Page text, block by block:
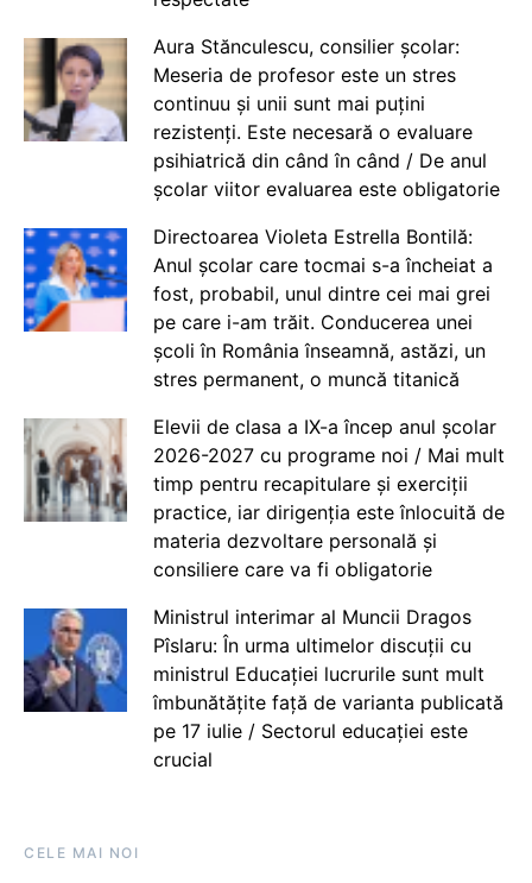
Aura Stănculescu, consilier școlar:
Meseria de profesor este un stres
continuu și unii sunt mai puțini
rezistenți. Este necesară o evaluare
psihiatrică din când în când / De anul
școlar viitor evaluarea este obligatorie
Directoarea Violeta Estrella Bontilă:
Anul școlar care tocmai s-a încheiat a
fost, probabil, unul dintre cei mai grei
pe care i-am trăit. Conducerea unei
școli în România înseamnă, astăzi, un
stres permanent, o muncă titanică
Elevii de clasa a IX-a încep anul școlar
2026-2027 cu programe noi / Mai mult
timp pentru recapitulare și exerciții
practice, iar dirigenția este înlocuită de
materia dezvoltare personală și
consiliere care va fi obligatorie
Ministrul interimar al Muncii Dragos
Pîslaru: În urma ultimelor discuții cu
ministrul Educației lucrurile sunt mult
îmbunătățite față de varianta publicată
pe 17 iulie / Sectorul educației este
crucial
CELE MAI NOI